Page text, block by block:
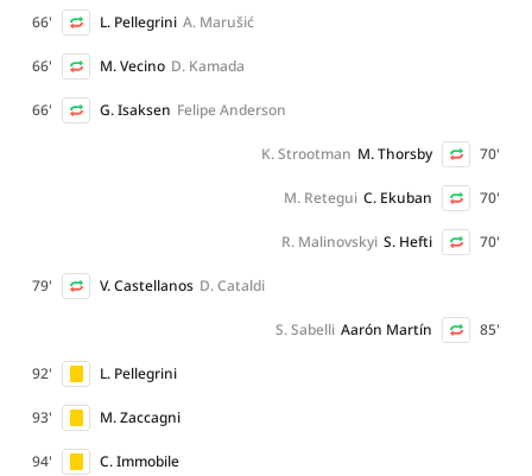
66' L. Pellegrini A. Marušić
66' M. Vecino D. Kamada
66' G. Isaksen Felipe Anderson
70'
M. Thorsby
K. Strootman
70'
C. Ekuban
M. Retegui
70'
S. Hefti
R. Malinovskyi
79' V. Castellanos D. Cataldi
85'
Aarón Martín
S. Sabelli
92' L. Pellegrini
93' M. Zaccagni
94' C. Immobile